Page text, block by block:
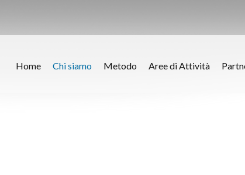
Home Chi siamo Metodo Aree di Attività